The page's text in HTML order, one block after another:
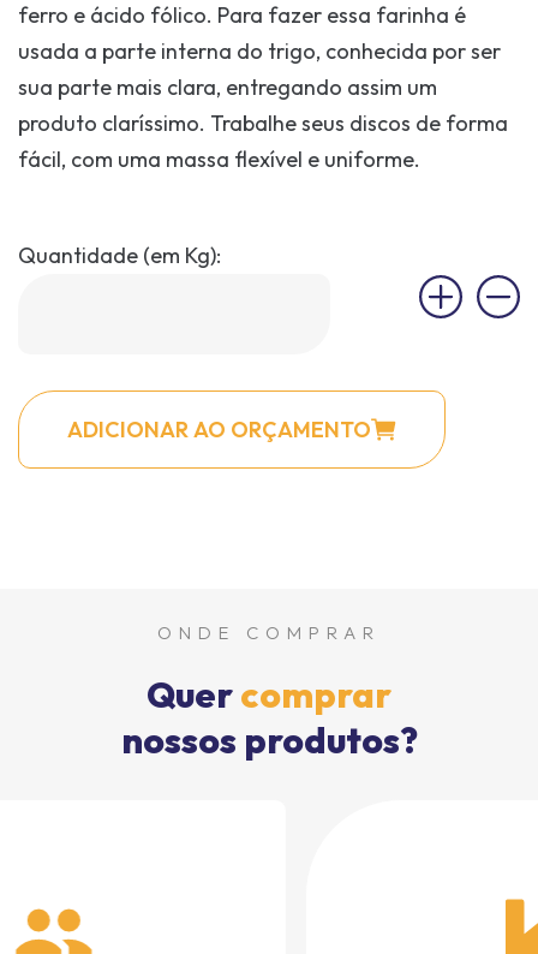
ferro e ácido fólico. Para fazer essa farinha é
usada a parte interna do trigo, conhecida por ser
sua parte mais clara, entregando assim um
produto claríssimo. Trabalhe seus discos de forma
fácil, com uma massa flexível e uniforme.
Quantidade (em Kg):
ADICIONAR AO ORÇAMENTO
ONDE COMPRAR
Quercomprar
nossos produtos?